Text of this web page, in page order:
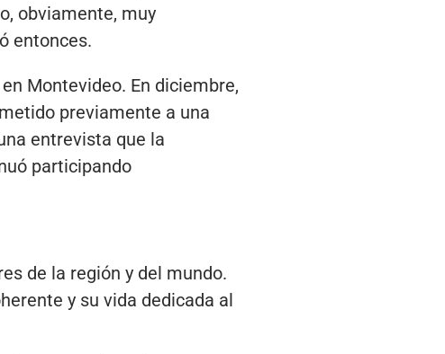
obviamente, muy
entonces.
Montevideo. En diciembre,
previamente a una
entrevista que la
participando
de la región y del mundo.
y su vida dedicada al